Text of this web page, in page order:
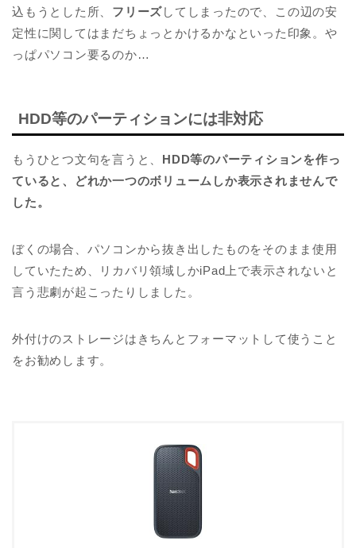
込もうとした所、 フリーズしてしまったので、この辺の安
定性に関してはまだちょっとかけるかなといった印象。や
っぱパソコン要るのか…
HDD等のパーティションには非対応
もうひとつ文句を言うと、 HDD等のパーティションを作っ
ていると、どれか一つのボリュームしか表示されませんで
した。
ぼくの場合、パソコンから抜き出したものをそのまま使用
していたため、リカバリ領域しかiPad上で表示されないと
言う悲劇が起こったりしました。
外付けのストレージはきちんとフォーマットして使うこと
をお勧めします。